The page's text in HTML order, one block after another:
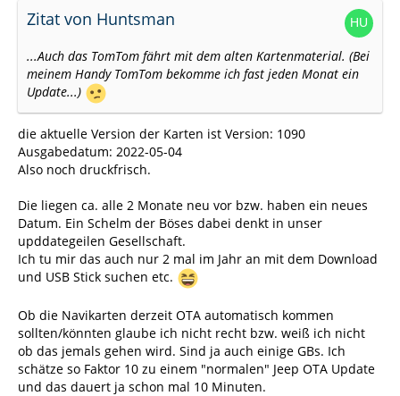
Zitat von Huntsman
...Auch das TomTom fährt mit dem alten Kartenmaterial. (Bei
meinem Handy TomTom bekomme ich fast jeden Monat ein
Update...)
die aktuelle Version der Karten ist Version: 1090
Ausgabedatum: 2022-05-04
Also noch druckfrisch.
Die liegen ca. alle 2 Monate neu vor bzw. haben ein neues
Datum. Ein Schelm der Böses dabei denkt in unser
upddategeilen Gesellschaft.
Ich tu mir das auch nur 2 mal im Jahr an mit dem Download
und USB Stick suchen etc.
Ob die Navikarten derzeit OTA automatisch kommen
sollten/könnten glaube ich nicht recht bzw. weiß ich nicht
ob das jemals gehen wird. Sind ja auch einige GBs. Ich
schätze so Faktor 10 zu einem "normalen" Jeep OTA Update
und das dauert ja schon mal 10 Minuten.